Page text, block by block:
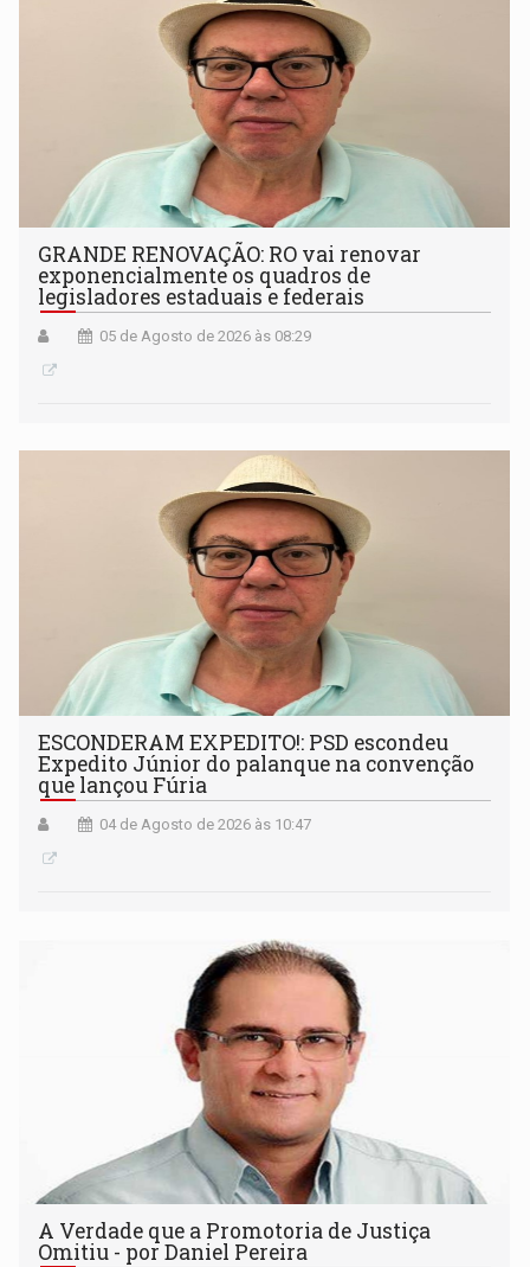
GRANDE RENOVAÇÃO: RO vai renovar
exponencialmente os quadros de
legisladores estaduais e federais
05 de Agosto de 2026 às 08:29
ESCONDERAM EXPEDITO!: PSD escondeu
Expedito Júnior do palanque na convenção
que lançou Fúria
04 de Agosto de 2026 às 10:47
A Verdade que a Promotoria de Justiça
Omitiu - por Daniel Pereira